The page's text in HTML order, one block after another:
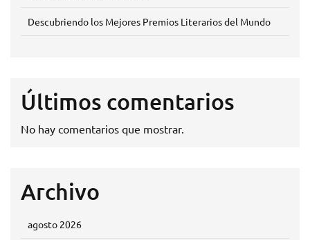
Descubriendo los Mejores Premios Literarios del Mundo
Últimos comentarios
No hay comentarios que mostrar.
Archivo
agosto 2026